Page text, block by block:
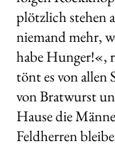
plötzlich stehen
niemand mehr,
habe Hunger!«,
tönt es von allen
von Bratwurst
Hause die
Feldherren